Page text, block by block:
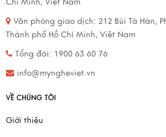
Chí Minh, Việt Nam
Văn phòng giao dịch: 212 Bùi Tá Hán,
Thành phố Hồ Chí Minh, Việt Nam
Tổng đài: 1900 63 60 76
info@myngheviet.vn
VỀ CHÚNG TÔI
Giới thiệu